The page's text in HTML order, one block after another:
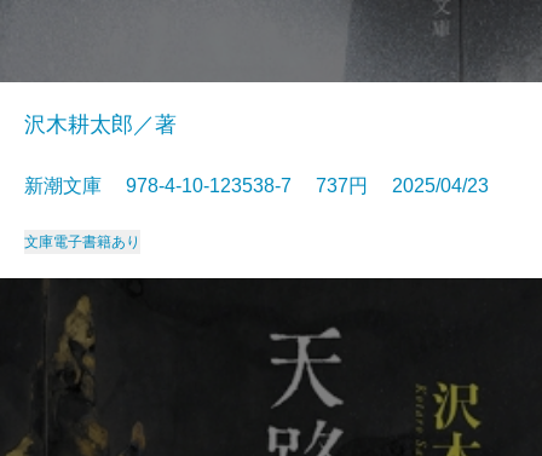
沢木耕太郎／著
新潮文庫 978-4-10-123538-7 737円 2025/04/23
文庫電子書籍あり